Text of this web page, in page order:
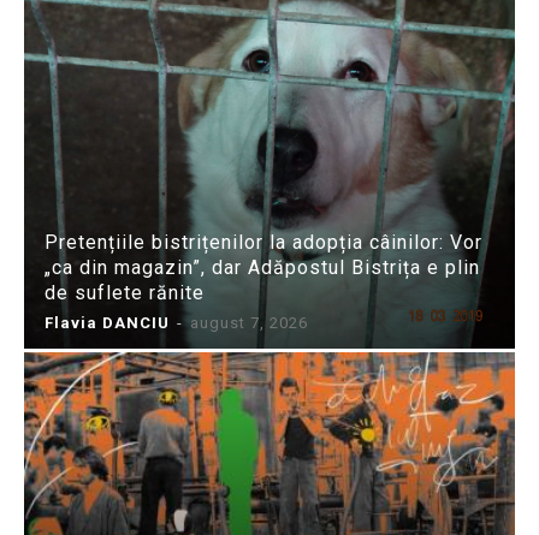
Pretențiile bistrițenilor la adopția câinilor: Vor
„ca din magazin”, dar Adăpostul Bistrița e plin
de suflete rănite
Flavia DANCIU - august 7, 2026